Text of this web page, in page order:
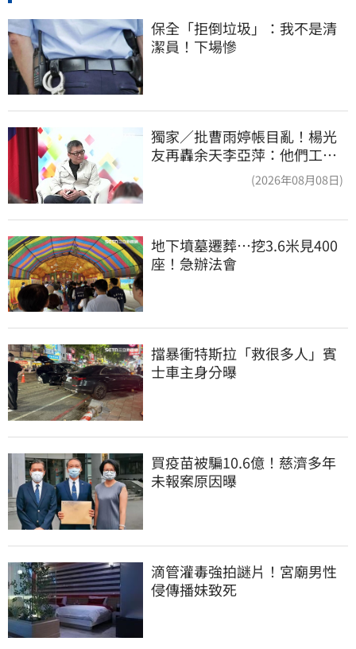
保全「拒倒垃圾」：我不是清
潔員！下場慘
獨家／批曹雨婷帳目亂！楊光
友再轟余天李亞萍：他們工會
(2026年08月08日)
地下墳墓遷葬…挖3.6米見400
座！急辦法會
擋暴衝特斯拉「救很多人」賓
士車主身分曝
買疫苗被騙10.6億！慈濟多年
未報案原因曝
滴管灌毒強拍謎片！宮廟男性
侵傳播妹致死